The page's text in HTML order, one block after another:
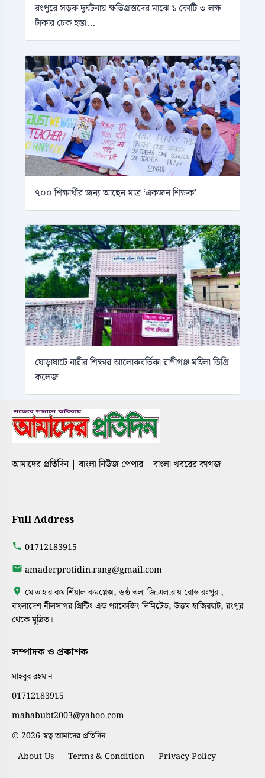
রংপুরে সড়ক দুর্ঘটনায় ক্ষতিগ্রস্তদের মাঝে ১ কোটি ৩ লক্ষ
টাকার চেক হস্তা...
৭০০ শিক্ষার্থীর জন্য আছেন মাত্র ‘একজন শিক্ষক’
ঘোড়াঘাটে নারীর শিক্ষার আলোকবর্তিকা রাণীগঞ্জ মহিলা ডিগ্রি
কলেজ
আমাদের প্রতিদিন | বাংলা নিউজ পেপার | বাংলা খবরের কাগজ
Full Address
01712183915
amaderprotidin.rang@gmail.com
মোতাহার কমার্শিয়াল কমপ্লেক্স, ৬ষ্ঠ তলা জি.এল.রায় রোড রংপুর ,
বাংলাদেশ নীলসাগর প্রিন্টিং এন্ড প্যাকেজিং লিমিটেড, উত্তম হাজিরহাট, রংপুর
থেকে মুদ্রিত।
সম্পাদক ও প্রকাশক
মাহবুব রহমান
01712183915
mahabubt2003@yahoo.com
© 2026 স্বত্ব আমাদের প্রতিদিন
About Us Terms & Condition Privacy Policy